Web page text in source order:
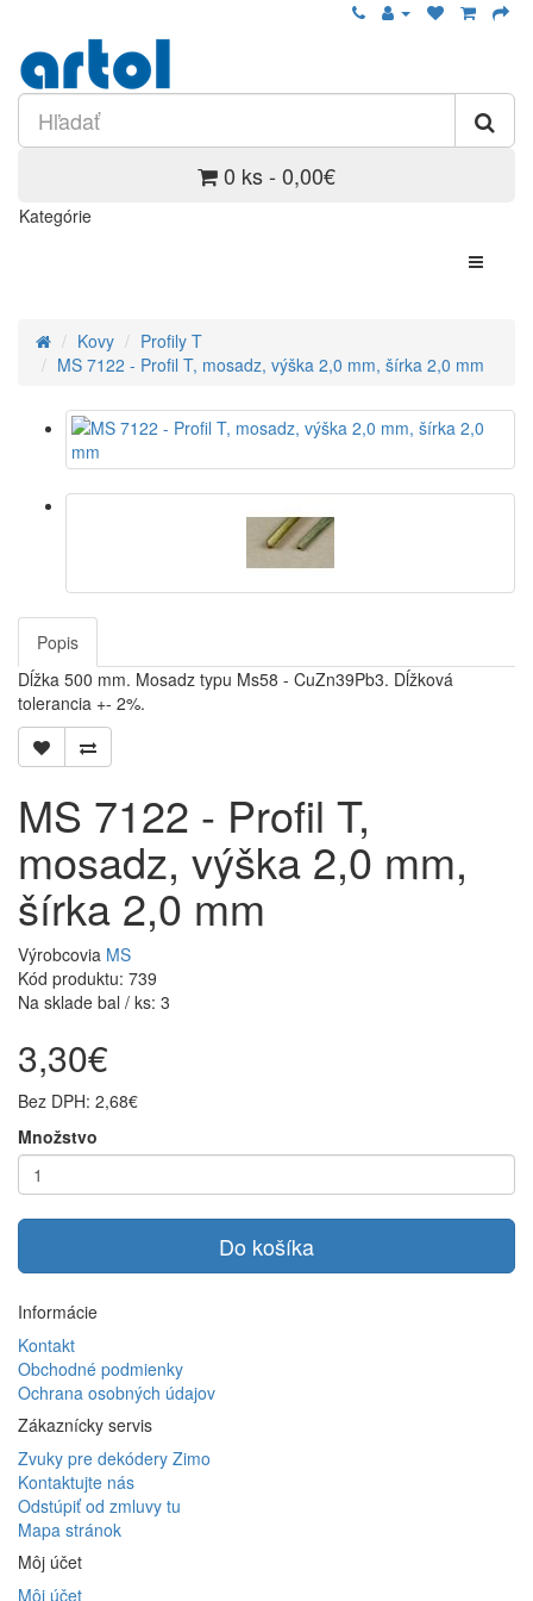
0 ks - 0,00€
Kategórie
Kovy
Profily T
MS 7122 - Profil T, mosadz, výška 2,0 mm, šírka 2,0 mm
Popis
Dĺžka 500 mm. Mosadz typu Ms58 - CuZn39Pb3. Dĺžková
tolerancia +- 2%.
MS 7122 - Profil T,
mosadz, výška 2,0 mm,
šírka 2,0 mm
Výrobcovia MS
Kód produktu: 739
Na sklade bal / ks: 3
3,30€
Bez DPH: 2,68€
Množstvo
Do košíka
Informácie
Kontakt
Obchodné podmienky
Ochrana osobných údajov
Zákaznícky servis
Zvuky pre dekódery Zimo
Kontaktujte nás
Odstúpiť od zmluvy tu
Mapa stránok
Môj účet
Môj účet